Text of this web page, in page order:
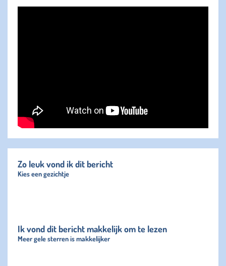
Zo leuk vond ik dit bericht
Kies een gezichtje
Ik vond dit bericht makkelijk om te lezen
Meer gele sterren is makkelijker